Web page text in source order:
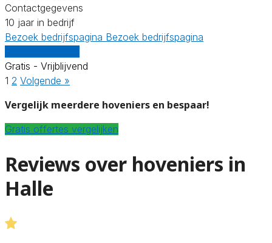
Contactgegevens
10 jaar in bedrijf
Bezoek bedrijfspagina Bezoek bedrijfspagina
Gratis - Vrijblijvend
1 2 Volgende »
Vergelijk meerdere hoveniers en bespaar!
Gratis offertes vergelijken
Reviews over hoveniers in
Halle